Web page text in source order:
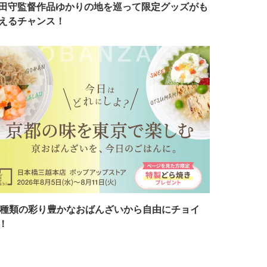
守監督作品ゆかりの地を巡って限定グッズがも
るチャンス！
類の彩り豊かなおばんざいから自由にチョイ